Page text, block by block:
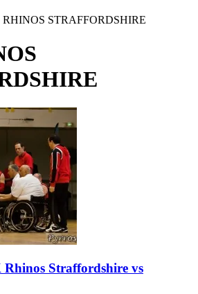
STRAFFORDSHIRE
Straffordshire vs